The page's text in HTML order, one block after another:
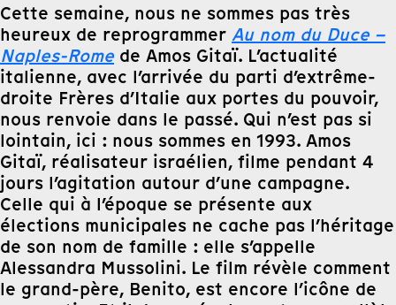
Cette semaine, nous ne sommes pas très
heureux de reprogrammer Au nom du Duce –
Naples-Romede Amos Gitaï. L’actualité
italienne, avec l’arrivée du parti d’extrême-
droite Frères d’Italie aux portes du pouvoir,
nous renvoie dans le passé. Qui n’est pas si
lointain, ici : nous sommes en 1993. Amos
Gitaï, réalisateur israélien, filme pendant 4
jours l’agitation autour d’une campagne.
Celle qui à l’époque se présente aux
élections municipales ne cache pas l’héritage
de son nom de famille : elle s’appelle
Alessandra Mussolini. Le film révèle comment
le grand-père, Benito, est encore l’icône de